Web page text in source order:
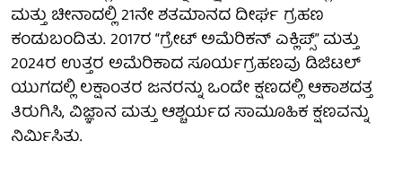
ಮತ್ತು ಚೀನಾದಲ್ಲಿ 21ನೇ ಶತಮಾನದ ದೀರ್ಘ ಗ್ರಹಣ
ಕಂಡುಬಂದಿತು. 2017ರ “ಗ್ರೇಟ್ ಅಮೆರಿಕನ್ ಎಕ್ಲಿಪ್ಸ್” ಮತ್ತು
2024ರ ಉತ್ತರ ಅಮೆರಿಕಾದ ಸೂರ್ಯಗ್ರಹಣವು ಡಿಜಿಟಲ್
ಯುಗದಲ್ಲಿ ಲಕ್ಷಾಂತರ ಜನರನ್ನು ಒಂದೇ ಕ್ಷಣದಲ್ಲಿ ಆಕಾಶದತ್ತ
ತಿರುಗಿಸಿ, ವಿಜ್ಞಾನ ಮತ್ತು ಆಶ್ಚರ್ಯದ ಸಾಮೂಹಿಕ ಕ್ಷಣವನ್ನು
ನಿರ್ಮಿಸಿತು.